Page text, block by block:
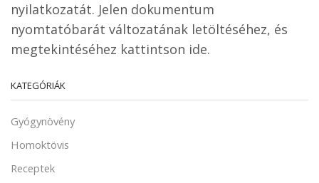
nyilatkozatát. Jelen dokumentum
nyomtatóbarát változatának letöltéséhez, és
megtekintéséhez kattintson ide.
KATEGÓRIÁK
Gyógynövény
Homoktövis
Receptek